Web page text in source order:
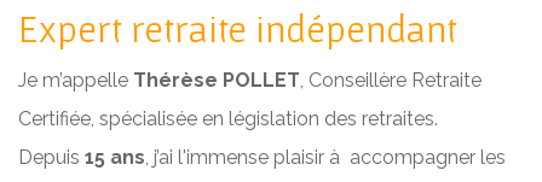
Expert retraite indépendant
Je m’appelle Thérèse POLLET, Conseillère Retraite
Certifiée, spécialisée en législation des retraites.
Depuis 15 ans, j’ai l'immense plaisir à accompagner les